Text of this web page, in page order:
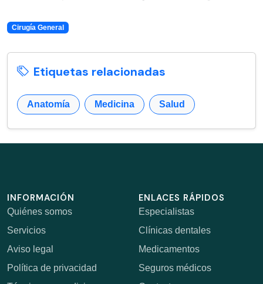
Cirugía General
Etiquetas relacionadas
Anatomía Medicina Salud
INFORMACIÓN
Quiénes somos
Servicios
Aviso legal
Política de privacidad
ENLACES RÁPIDOS
Especialistas
Clínicas dentales
Medicamentos
Seguros médicos